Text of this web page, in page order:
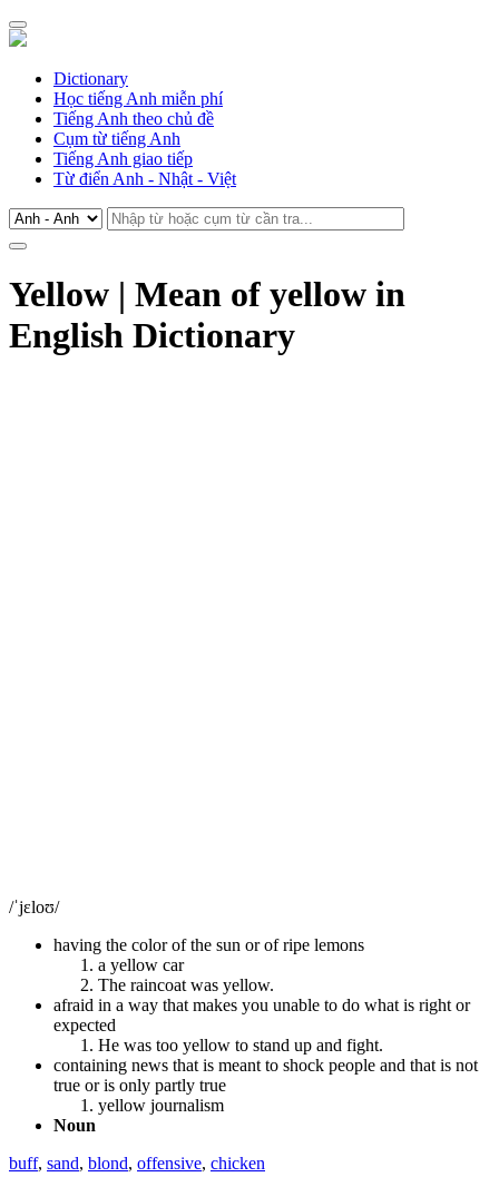
Dictionary
Học tiếng Anh miễn phí
Tiếng Anh theo chủ đề
Cụm từ tiếng Anh
Tiếng Anh giao tiếp
Từ điển Anh - Nhật - Việt
Yellow | Mean of yellow in
English Dictionary
/ˈjɛloʊ/
having the color of the sun or of ripe lemons
a yellow car
The raincoat was yellow.
afraid in a way that makes you unable to do what is right or
expected
He was too yellow to stand up and fight.
containing news that is meant to shock people and that is not
true or is only partly true
yellow journalism
Noun
buff, sand, blond, offensive, chicken